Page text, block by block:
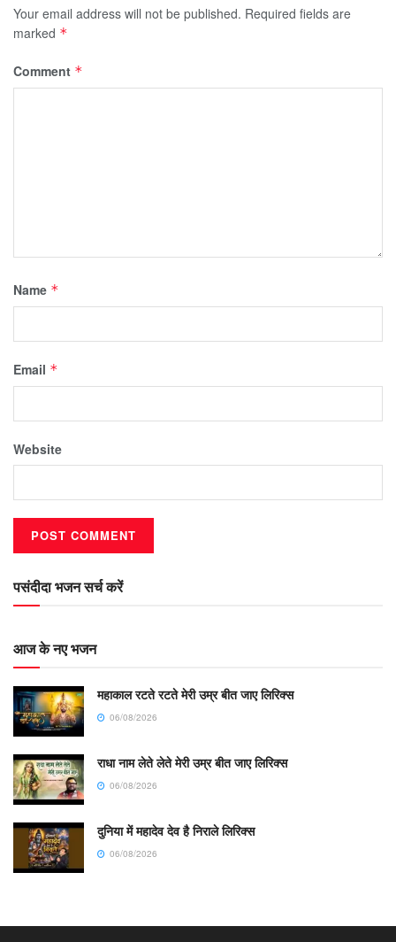
Your email address will not be published. Required fields are
marked *
Comment *
Name *
Email *
Website
पसंदीदा भजन सर्च करें
आज के नए भजन
महाकाल रटते रटते मेरी उम्र बीत जाए लिरिक्स
06/08/2026
राधा नाम लेते लेते मेरी उम्र बीत जाए लिरिक्स
06/08/2026
दुनिया में महादेव देव है निराले लिरिक्स
06/08/2026